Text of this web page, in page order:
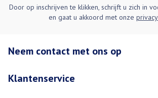
Door op inschrijven te klikken, schrijft u zich in
en gaat u akkoord met onze
Neem contact met ons op
Klantenservice